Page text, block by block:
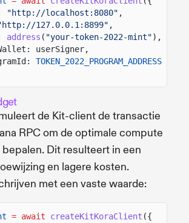
"http://localhost:8080" ,
127.0.0.1:8899" ,
address ( "your-token-2022-mint"),
userSigner,
TOKEN_2022_PROGRAM_ADDRESS
de Kit-client de transactie
RPC om de optimale compute
Dit resulteert in een
en lagere kosten.
met een vaste waarde:
= await createKitKoraClient ({